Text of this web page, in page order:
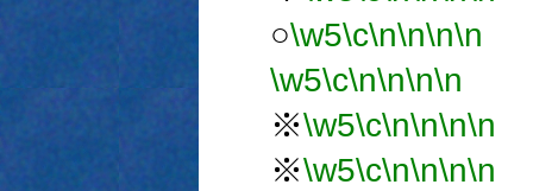
○\w5\c\n\n\n\n
\w5\c\n\n\n\n
※\w5\c\n\n\n\n
※\w5\c\n\n\n\n